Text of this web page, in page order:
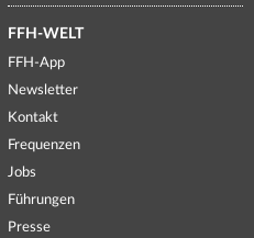
FFH-WELT
FFH-App
Newsletter
Kontakt
Frequenzen
Jobs
Führungen
Presse